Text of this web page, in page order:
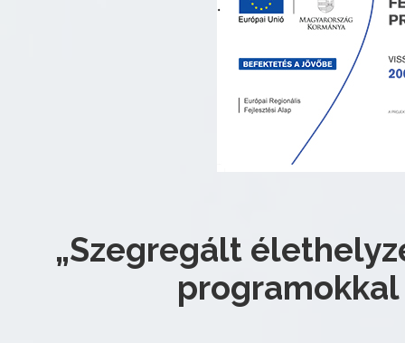
„Szegregált
programokkal